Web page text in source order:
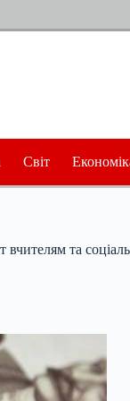
Світ
вчителям та